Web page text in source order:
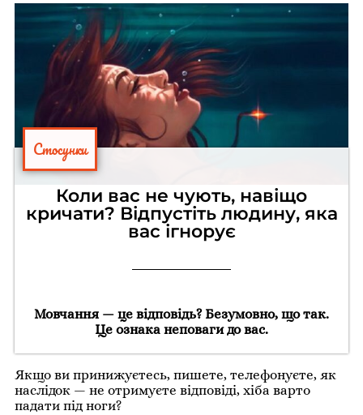
Стосунки
Коли вас не чують, навіщо
кричати? Відпустіть людину, яка
вас ігнорує
Мовчання — це відповідь? Безумовно, що так.
Це ознака неповаги до вас.
Якщо ви принижуєтесь, пишете, телефонуєте, як
наслідок — не отримуєте відповіді, хіба варто
падати під ноги?